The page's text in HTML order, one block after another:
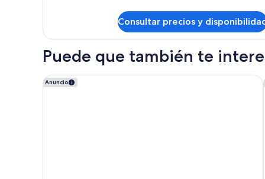
Suite
Diamond
Club
Presidential
Front
Bedroom
Suite
Consultar precios y
Puede que también te
Anuncio
InterContinental Presidente Cancun Resort by IHG